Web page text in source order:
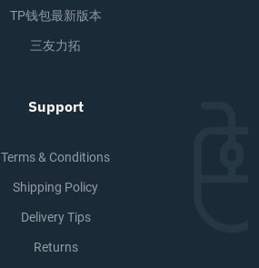
TP钱包最新版本
三友力拓
Support
Terms & Conditions
Shipping Policy
Delivery Tips
Returns